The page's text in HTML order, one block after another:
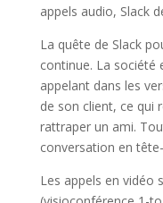
appels audio, Slack
La quête de Slack
continue. La société
appelant dans les
de son client, ce qui
rattraper un ami.
conversation en
Les appels en vidéo